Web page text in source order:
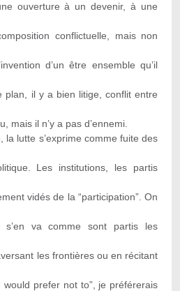
ouverture à un devenir, à une
conflictuelle, mais non
d’un être ensemble qu’il
plan, il y a bien litige, conflit entre
mais il n’y a pas d’ennemi.
la lutte s’exprime comme fuite des
Les institutions, les partis
vidés de la “participation”. On
s’en va comme sont partis les
les frontières ou en récitant
would prefer not to”, je préférerais